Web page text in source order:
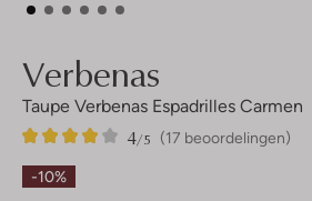
Verbenas
Taupe Verbenas Espadrilles Carmen
(17 beoordelingen)
4/5
17
4
Sterren
-10%